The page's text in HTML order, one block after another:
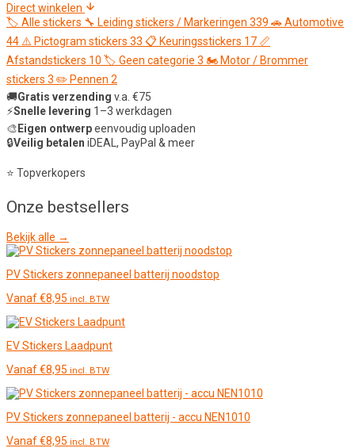
Direct winkelen
🏷️ Alle stickers 🔧 Leiding stickers / Markeringen 339 🚗Automotive
44 ⚠️ Pictogram stickers 33 📋 Keuringsstickers 17 📏
Afstandstickers 10 🏷️ Geen categorie 3 🏍️ Motor / Brommer
stickers 3 ✏️ Pennen 2
🚚Gratis verzending v.a. €75
⚡Snelle levering 1–3 werkdagen
🎨 Eigen ontwerpeenvoudig uploaden
🔒Veilig betalen iDEAL, PayPal & meer
⭐ Topverkopers
Onze bestsellers
Bekijk alle →
PV Stickers zonnepaneel batterij noodstop
Vanaf€8,95 incl. BTW
EV Stickers Laadpunt
Vanaf€8,95 incl. BTW
PV Stickers zonnepaneel batterij - accu NEN1010
Vanaf€8,95 incl. BTW